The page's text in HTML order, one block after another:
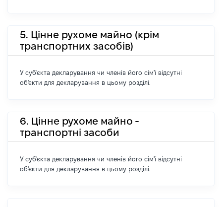
5. Цінне рухоме майно (крім
транспортних засобів)
У суб'єкта декларування чи членів його сім'ї відсутні
об'єкти для декларування в цьому розділі.
6. Цінне рухоме майно -
транспортні засоби
У суб'єкта декларування чи членів його сім'ї відсутні
об'єкти для декларування в цьому розділі.